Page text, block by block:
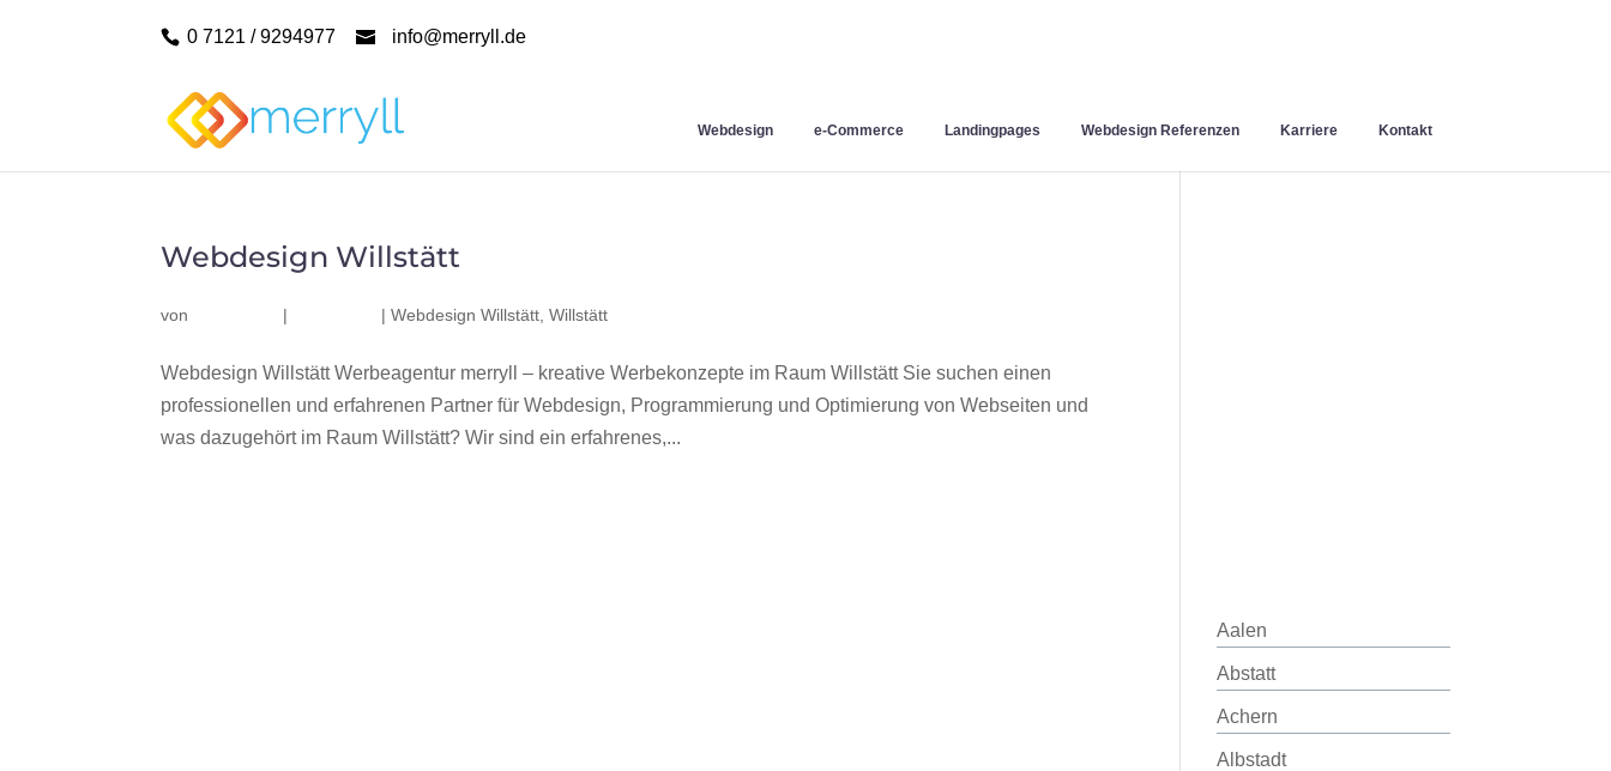
0 7121 / 9294977 info@merryll.de
Webdesign e-Commerce Landingpages Webdesign Referenzen Karriere Kontakt
Webdesign Willstätt
von | |Webdesign Willstätt ,Willstätt
Webdesign Willstätt Werbeagentur merryll – kreative Werbekonzepte im Raum Willstätt Sie suchen einen
professionellen und erfahrenen Partner für Webdesign, Programmierung und Optimierung von Webseiten und
was dazugehört im Raum Willstätt? Wir sind ein erfahrenes,...
Aalen
Abstatt
Achern
Albstadt